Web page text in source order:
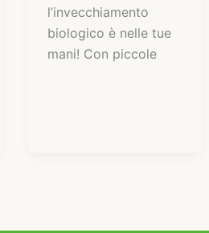
l’invecchiamento
biologico è nelle tue
mani! Con piccole